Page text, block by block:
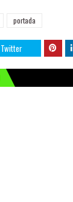
portada
Twitter